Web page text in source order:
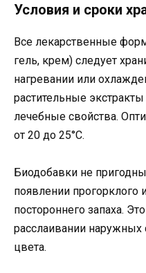
Условия и сроки
Все лекарственные
гель, крем) следует
нагревании или
растительные
лечебные свойства.
от 20 до 25°C.
Биодобавки не
появлении прогорклого
постороннего запаха.
расслаивании наружных
цвета.